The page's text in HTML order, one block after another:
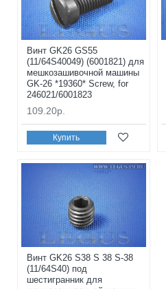
Винт GK26 GS55
(11/64S40049) (6001821) для
мешкозашивочной машины
GK-26 *19360* Screw, for
246021/6001823
109.20р.
Купить
Винт GK26 S38 S 38 S-38
(11/64S40) под
шестигранник для